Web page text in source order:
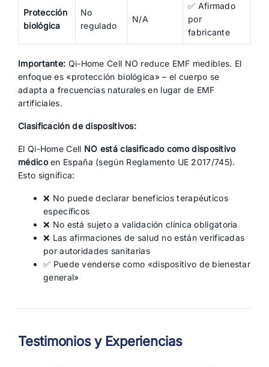
Protección
biológica
No
regulado
N/A
✅ Afirmado
por
fabricante
Importante: Qi-Home Cell NO reduce EMF medibles. El
enfoque es «protección biológica» – el cuerpo se
adapta a frecuencias naturales en lugar de EMF
artificiales.
Clasificación de dispositivos:
El Qi-Home Cell NO está clasificado como dispositivo
médicoen España (según Reglamento UE 2017/745).
Esto significa:
❌ No puede declarar beneficios terapéuticos
específicos
❌ No está sujeto a validación clínica obligatoria
❌ Las afirmaciones de salud no están verificadas
por autoridades sanitarias
✅ Puede venderse como «dispositivo de bienestar
general»
Testimonios y Experiencias